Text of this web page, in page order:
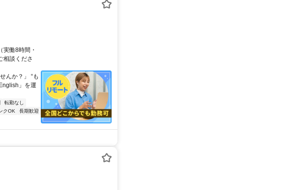
働8時間・
相談くださ
んか？」 “も
」を運
転勤なし
クOK
長期歓迎